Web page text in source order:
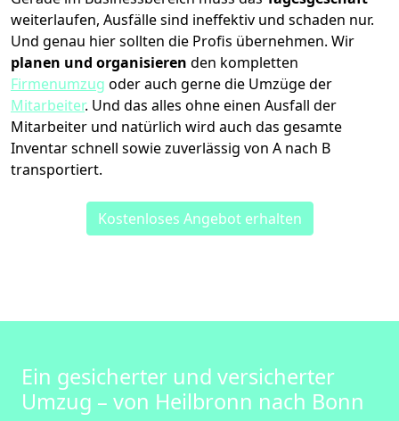
weiterlaufen, Ausfälle sind ineffektiv und schaden nur.
Und genau hier sollten die Profis übernehmen. Wir
planen und organisieren den kompletten
Firmenumzug oder auch gerne die Umzüge der
Mitarbeiter. Und das alles ohne einen Ausfall der
Mitarbeiter und natürlich wird auch das gesamte
Inventar schnell sowie zuverlässig von A nach B
transportiert.
Kostenloses Angebot erhalten
Ein gesicherter und versicherter
Umzug – von Heilbronn nach Bonn